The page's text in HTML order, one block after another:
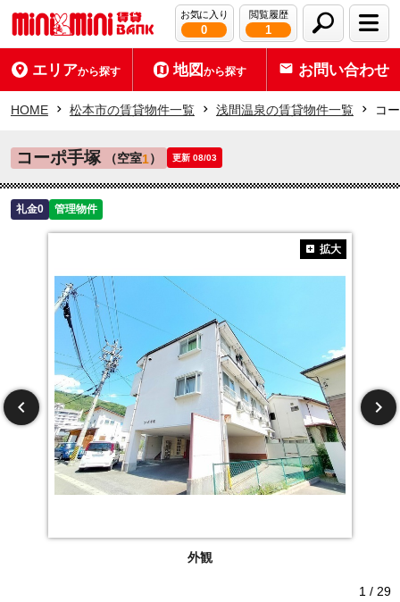
お気に入り
0
閲覧履歴
1
エリアから探す 地図から探す お問い合わせ
HOME 松本市の賃貸物件一覧 浅間温泉の賃貸物件一覧 コ
コーポ手塚 （空室1） 更新 08/03
礼金0 管理物件
外観
拡大
1 / 29